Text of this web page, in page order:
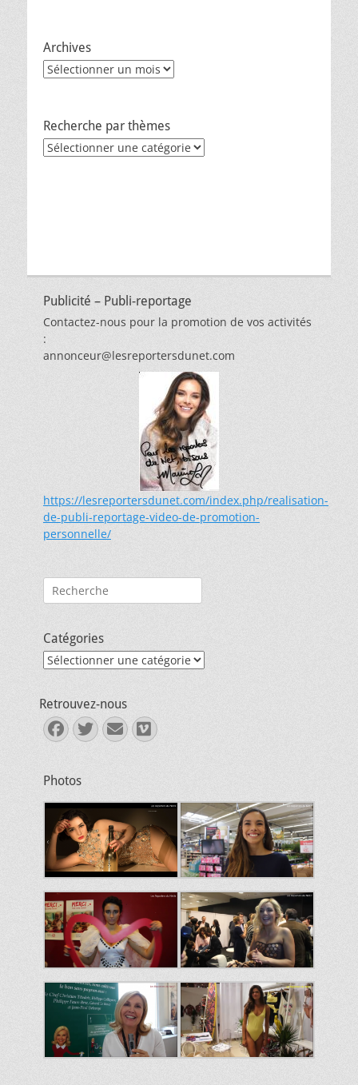
Archives
Archives
Recherche par thèmes
Recherche
Publicité – Publi-reportage
Contactez-nous pour la promotion de vos activités
:
annonceur@lesreportersdunet.com
https://lesreportersdunet.com/index.php/realisation-
de-publi-reportage-video-de-promotion-
personnelle/
Rechercher :
Catégories
Catégories
Retrouvez-nous
Facebook
Twitter
E-
mail
Vimeo
Photos